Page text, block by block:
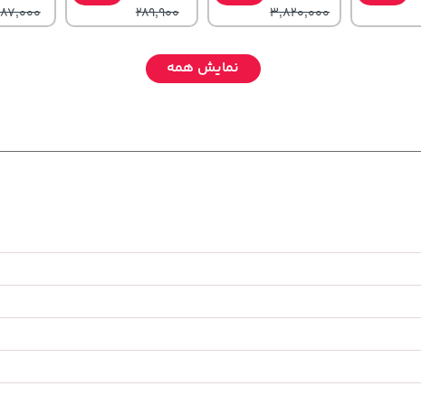
3,820,000
289,900
165,900
244,000
نمایش همه